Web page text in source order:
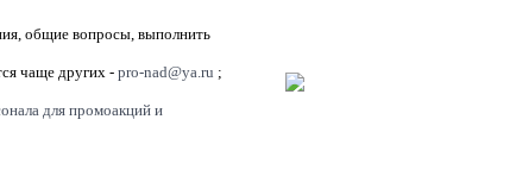
общие вопросы, выполнить
чаще других - pro-nad@ya.ru ;
для промоакций и